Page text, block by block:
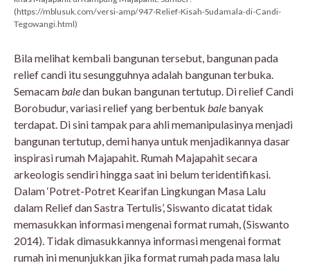
(https://mblusuk.com/versi-amp/947-Relief-Kisah-Sudamala-di-Candi-
Tegowangi.html)
Bila melihat kembali bangunan tersebut, bangunan pada
relief candi itu sesungguhnya adalah bangunan terbuka.
Semacam baledan bukan bangunan tertutup. Di relief Candi
Borobudur, variasi relief yang berbentuk bale banyak
terdapat. Di sini tampak para ahli memanipulasinya menjadi
bangunan tertutup, demi hanya untuk menjadikannya dasar
inspirasi rumah Majapahit. Rumah Majapahit secara
arkeologis sendiri hingga saat ini belum teridentifikasi.
Dalam ‘Potret-Potret Kearifan Lingkungan Masa Lalu
dalam Relief dan Sastra Tertulis’, Siswanto dicatat tidak
memasukkan informasi mengenai format rumah, (Siswanto
2014). Tidak dimasukkannya informasi mengenai format
rumah ini menunjukkan jika format rumah pada masa lalu